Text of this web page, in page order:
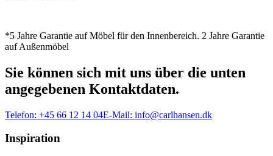
*5 Jahre Garantie auf Möbel für den Innenbereich. 2 Jahre Garantie
auf Außenmöbel
Sie können sich mit uns über die unten
angegebenen Kontaktdaten.
Telefon: +45 66 12 14 04E-Mail: info@carlhansen.dk
Inspiration